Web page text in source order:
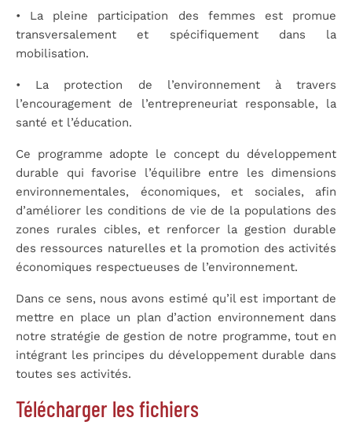
• La pleine participation des femmes est promue
transversalement et spécifiquement dans la
mobilisation.
• La protection de l’environnement à travers
l’encouragement de l’entrepreneuriat responsable, la
santé et l’éducation.
Ce programme adopte le concept du développement
durable qui favorise l’équilibre entre les dimensions
environnementales, économiques, et sociales, afin
d’améliorer les conditions de vie de la populations des
zones rurales cibles, et renforcer la gestion durable
des ressources naturelles et la promotion des activités
économiques respectueuses de l’environnement.
Dans ce sens, nous avons estimé qu’il est important de
mettre en place un plan d’action environnement dans
notre stratégie de gestion de notre programme, tout en
intégrant les principes du développement durable dans
toutes ses activités.
Télécharger les fichiers